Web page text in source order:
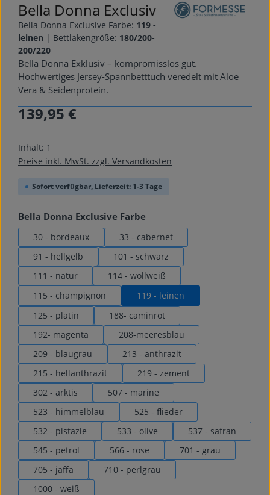
Bella Donna Exclusiv
Bella Donna Exclusive Farbe: 119 -
leinen | Bettlakengröße: 180/200-
200/220
Bella Donna Exklusiv – kompromisslos gut.
Hochwertiges Jersey-Spannbetttuch veredelt mit Aloe
Vera & Seidenprotein.
Regulärer Preis:
139,95 €
Inhalt: 1
Preise inkl. MwSt. zzgl. Versandkosten
Sofort verfügbar, Lieferzeit: 1-3 Tage
Bella Donna Exclusive Farbe
30 - bordeaux
33 - cabernet
91 - hellgelb
101 - schwarz
111 - natur
114 - wollweiß
115 - champignon
119 - leinen
125 - platin
188- caminrot
192- magenta
208-meeresblau
209 - blaugrau
213 - anthrazit
215 - hellanthrazit
219 - zement
302 - arktis
507 - marine
523 - himmelblau
525 - flieder
532 - pistazie
533 - olive
537 - safran
545 - petrol
566 - rose
701 - grau
705 - jaffa
710 - perlgrau
1000 - weiß